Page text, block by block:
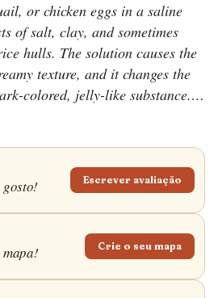
or chicken eggs in a saline
of salt, clay, and sometimes
hulls. The solution causes the
texture, and it changes the
colored, jelly-like substance.
have originated during the
slaked lime and decided to eat
added salt to the eggs in order
Today, century egg is often
regarding its sharp scent
served as an appetizer
accompanied by rice and
ginger root.
Escrever avaliação
Crie o seu mapa